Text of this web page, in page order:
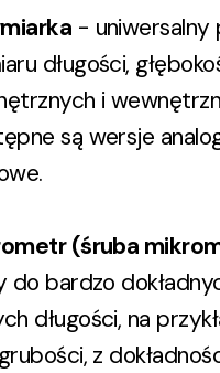
-
długości,
i
są wersje
(śruba
do bardzo
długości, na
z